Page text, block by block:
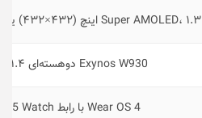
Super AMOLED، ۱.۳ اینچ (۴۳۲×۴۳۲) یا ۱.۵ اینچ (۴۸۰×۴۸۰)
Exynos W930 دوهسته‌ای ۱.۴ گیگاهرتز
Wear OS 4 با رابط One UI 5 Watch